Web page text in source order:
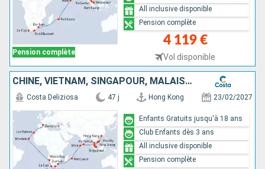
Pension complète
4 119 €
Vol disponible
All inclusive disponible
Pension complète
CHINE, VIETNAM, SINGAPOUR, MALAISIE, SRI LANKA, MALDIVES, MAURICE, AFRIQUE DU SUD, NAMIBIA, CAP VERT, CANARIES, ESPAGNE
Costa Deliziosa 47 j Hong Kong 23/02/2027
Enfants Gratuits jusqu'à 18 ans
Club Enfants dès 3 ans
All inclusive disponible
Pension complète